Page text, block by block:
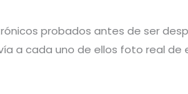
probados antes de ser
a cada uno de ellos foto real